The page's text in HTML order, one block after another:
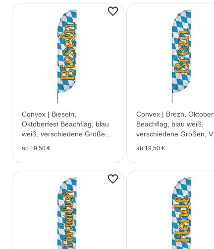
Convex | Bieseln,
Oktoberfest Beachflag, blau
weiß, verschiedene Größen,
ab 19,50 €
Convex | Brezn,
Beachflag, blau weiß,
verschiedene Größen,
ab 19,50 €